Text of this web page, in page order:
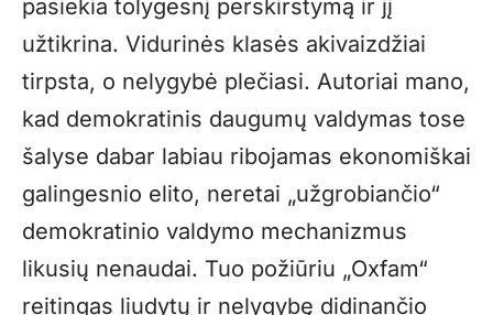
pasiekia tolygesnį perskirstymą ir jį
užtikrina. Vidurinės klasės akivaizdžiai
tirpsta, o nelygybė plečiasi. Autoriai mano,
kad demokratinis daugumų valdymas tose
šalyse dabar labiau ribojamas ekonomiškai
galingesnio elito, neretai „užgrobiančio“
demokratinio valdymo mechanizmus
likusių nenaudai. Tuo požiūriu „Oxfam“
reitingas liudytų ir nelygybę didinančio